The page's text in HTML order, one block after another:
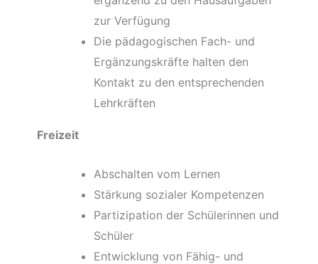
zur Verfügung
Die pädagogischen Fach- und
Ergänzungskräfte halten den
Kontakt zu den entsprechenden
Lehrkräften
Freizeit
Abschalten vom Lernen
Stärkung sozialer Kompetenzen
Partizipation der Schülerinnen und
Schüler
Entwicklung von Fähig- und